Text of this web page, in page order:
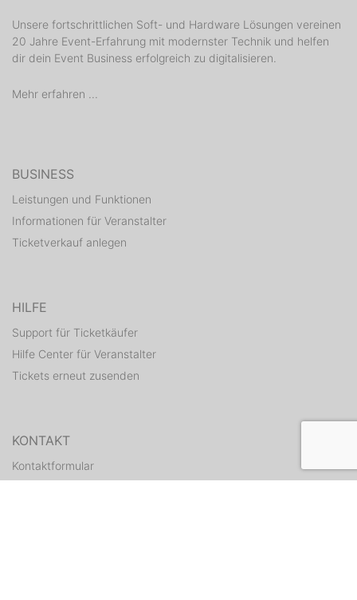
Unsere fortschrittlichen Soft- und Hardware Lösungen vereinen
20 Jahre Event-Erfahrung mit modernster Technik und helfen
dir dein Event Business erfolgreich zu digitalisieren.
Mehr erfahren ...
BUSINESS
Leistungen und Funktionen
Informationen für Veranstalter
Ticketverkauf anlegen
HILFE
Support für Ticketkäufer
Hilfe Center für Veranstalter
Tickets erneut zusenden
KONTAKT
Kontaktformular